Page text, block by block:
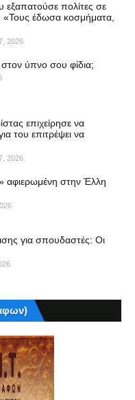
πολίτες σε
«Τους έδωσα κοσμήματα,
2026
στον ύπνο σου φίδια;
επιχείρησε να
του επιτρέψει να
2026
αφιερωμένη στην Έλλη
για σπουδαστές: Οι